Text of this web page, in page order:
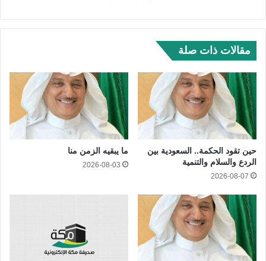
مقالات ذات صلة
حين تقود الحكمة.. السعودية بين
الردع والسلام والتنمية
2026-08-07
ما يبقيه الزمن منا
2026-08-03